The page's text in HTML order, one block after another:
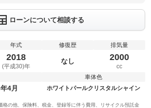
ローンについて相談する
年式
2018
(平成30)年
修復歴
なし
排気量
2000
cc
4月
車体色
ホワイトパールクリスタルシャイン
格の他、保険料、税金、登録等に伴う費用、リサイクル預託金